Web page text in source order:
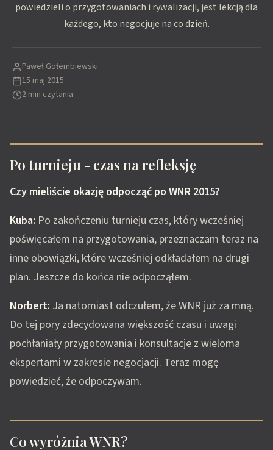
powiedzieli o przygotowaniach i rywalizacji, jest lekcją dla
każdego, kto negocjuje na co dzień.
Paweł Gołembiewski
15 maj 2015
2 min czytania
Po turnieju - czas na refleksję
Czy mieliście okazję odpocząć po WNR 2015?
Kuba: Po zakończeniu turnieju czas, który wcześniej
poświęcałem na przygotowania, przeznaczam teraz na
inne obowiązki, które wcześniej odkładałem na drugi
plan. Jeszcze do końca nie odpocząłem.
Norbert: Ja natomiast odczułem, że WNR już za mną.
Do tej pory zdecydowana większość czasu i uwagi
pochłaniały przygotowania i konsultacje z wieloma
ekspertami w zakresie negocjacji. Teraz mogę
powiedzieć, że odpoczywam.
Co wyróżnia WNR?